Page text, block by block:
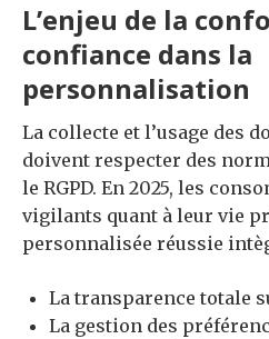
L’enjeu de la
confiance dans la
personnalisation
La collecte et l’usage des
doivent respecter des
le RGPD. En 2025, les
vigilants quant à leur vie
personnalisée réussie
La transparence totale
La gestion des